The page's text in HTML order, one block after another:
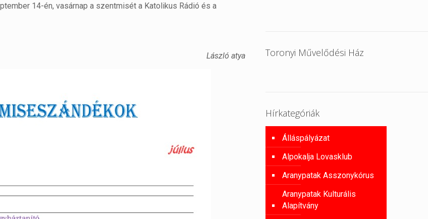
14-én, vasárnap a szentmisét a Katolikus Rádió és a
László atya Toronyi Művelődési Ház
Hírkategóriák
Álláspályázat
Alpokalja Lovasklub
Aranypatak Asszonykórus
Aranypatak Kulturális
Alapítvány